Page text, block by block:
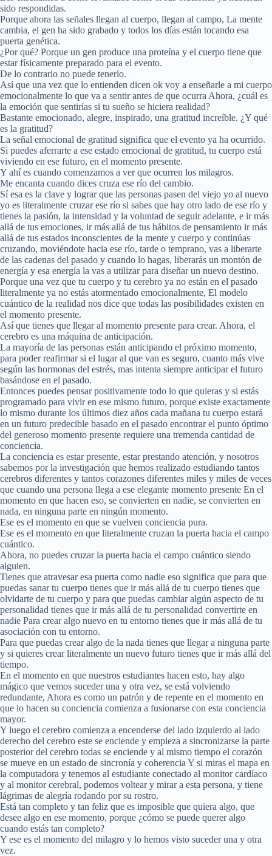
sido respondidas.
Porque ahora las señales llegan al cuerpo, llegan al campo, La mente
cambia, el gen ha sido grabado y todos los días están tocando esa
puerta genética.
¿Por qué? Porque un gen produce una proteína y el cuerpo tiene que
estar físicamente preparado para el evento.
De lo contrario no puede tenerlo.
Así que una vez que lo entienden dicen ok voy a enseñarle a mi cuerpo
emocionalmente lo que va a sentir antes de que ocurra Ahora, ¿cuál es
la emoción que sentirías si tu sueño se hiciera realidad?
Bastante emocionado, alegre, inspirado, una gratitud increíble. ¿Y qué
es la gratitud?
La señal emocional de gratitud significa que el evento ya ha ocurrido.
Si puedes aferrarte a ese estado emocional de gratitud, tu cuerpo está
viviendo en ese futuro, en el momento presente.
Y ahí es cuando comenzamos a ver que ocurren los milagros.
Me encanta cuando dices cruza ese río del cambio.
Sí esa es la clave y lograr que las personas pasen del viejo yo al nuevo
yo es literalmente cruzar ese río si sabes que hay otro lado de ese río y
tienes la pasión, la intensidad y la voluntad de seguir adelante, e ir más
allá de tus emociones, ir más allá de tus hábitos de pensamiento ir más
allá de tus estados inconscientes de la mente y cuerpo y continúas
cruzando, moviéndote hacia ese río, tarde o temprano, vas a liberarte
de las cadenas del pasado y cuando lo hagas, liberarás un montón de
energía y esa energía la vas a utilizar para diseñar un nuevo destino.
Porque una vez que tu cuerpo y tu cerebro ya no están en el pasado
literalmente ya no estás atormentado emocionalmente, El modelo
cuántico de la realidad nos dice que todas las posibilidades existen en
el momento presente.
Así que tienes que llegar al momento presente para crear. Ahora, el
cerebro es una máquina de anticipación.
La mayoría de las personas están anticipando el próximo momento,
para poder reafirmar si el lugar al que van es seguro, cuanto más vive
según las hormonas del estrés, mas intenta siempre anticipar el futuro
basándose en el pasado.
Entonces puedes pensar positivamente todo lo que quieras y si estás
programado para vivir en ese mismo futuro, porque existe exactamente
lo mismo durante los últimos diez años cada mañana tu cuerpo estará
en un futuro predecible basado en el pasado encontrar el punto óptimo
del generoso momento presente requiere una tremenda cantidad de
conciencia.
La conciencia es estar presente, estar prestando atención, y nosotros
sabemos por la investigación que hemos realizado estudiando tantos
cerebros diferentes y tantos corazones diferentes miles y miles de veces
que cuando una persona llega a ese elegante momento presente En el
momento en que hacen eso, se convierten en nadie, se convierten en
nada, en ninguna parte en ningún momento.
Ese es el momento en que se vuelven conciencia pura.
Ese es el momento en que literalmente cruzan la puerta hacia el campo
cuántico.
Ahora, no puedes cruzar la puerta hacia el campo cuántico siendo
alguien.
Tienes que atravesar esa puerta como nadie eso significa que para que
puedas sanar tu cuerpo tienes que ir más allá de tu cuerpo tienes que
olvidarte de tu cuerpo y para que puedas cambiar algún aspecto de tu
personalidad tienes que ir más allá de tu personalidad convertirte en
nadie Para crear algo nuevo en tu entorno tienes que ir más allá de tu
asociación con tu entorno.
Para que puedas crear algo de la nada tienes que llegar a ninguna parte
y si quieres crear literalmente un nuevo futuro tienes que ir más allá del
tiempo.
En el momento en que nuestros estudiantes hacen esto, hay algo
mágico que vemos suceder una y otra vez, se está volviendo
redundante, Ahora es como un patrón y de repente en el momento en
que lo hacen su conciencia comienza a fusionarse con esta conciencia
mayor.
Y luego el cerebro comienza a encenderse del lado izquierdo al lado
derecho del cerebro este se enciende y empieza a sincronizarse la parte
posterior del cerebro todas se enciende y al mismo tiempo el corazón
se mueve en un estado de sincronía y coherencia Y si miras el mapa en
la computadora y tenemos al estudiante conectado al monitor cardíaco
y al monitor cerebral, podemos voltear y mirar a esta persona, y tiene
lágrimas de alegría rodando por su rostro.
Está tan completo y tan feliz que es imposible que quiera algo, que
desee algo en ese momento, porque ¿cómo se puede querer algo
cuando estás tan completo?
Y ese es el momento del milagro y lo hemos visto suceder una y otra
vez.